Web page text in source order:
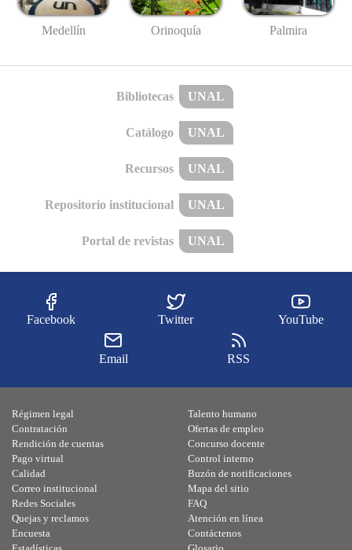
Medellín Orinoquía Palmira
Bibliotecas UNAL
Catálogo UNAL
Recursos UNAL
Repositorio institucional UNAL
Portal de revistas UNAL
Facebook Twitter YouTube
Email RSS
Régimen legal
Contratación
Rendición de cuentas
Pago virtual
Calidad
Talento humano
Ofertas de empleo
Concurso docente
Control interno
Buzón de notificaciones
Correo institucional
Redes Sociales
Quejas y reclamos
Encuesta
Mapa del sitio
FAQ
Atención en línea
Contáctenos